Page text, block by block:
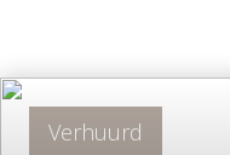
Verhuurd